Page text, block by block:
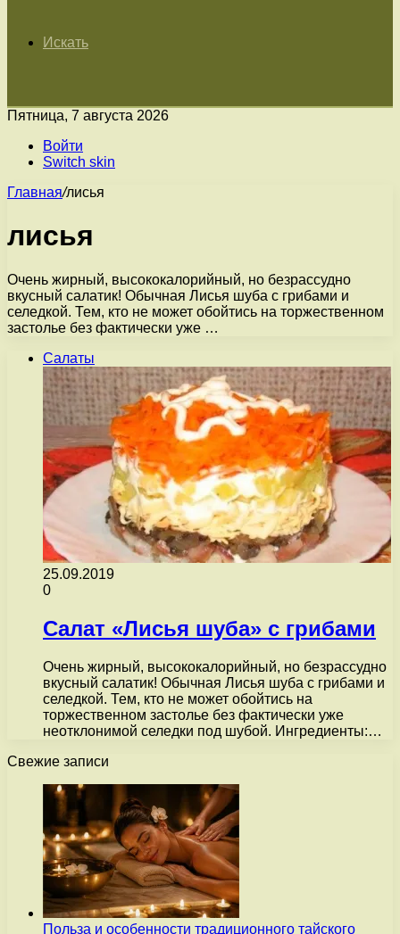
Искать
Пятница, 7 августа 2026
Войти
Switch skin
Главная/лисья
лисья
Очень жирный, высококалорийный, но безрассудно
вкусный салатик! Обычная Лисья шуба с грибами и
селедкой. Тем, кто не может обойтись на торжественном
застолье без фактически уже …
Салаты
25.09.2019
0
Салат «Лисья шуба» с грибами
Очень жирный, высококалорийный, но безрассудно
вкусный салатик! Обычная Лисья шуба с грибами и
селедкой. Тем, кто не может обойтись на
торжественном застолье без фактически уже
неотклонимой селедки под шубой. Ингредиенты:…
Свежие записи
Польза и особенности традиционного тайского